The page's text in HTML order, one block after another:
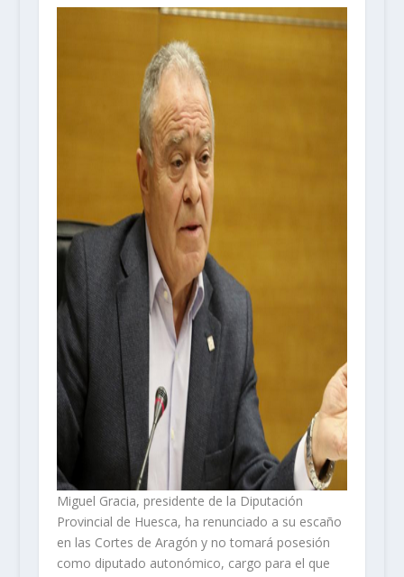
Miguel Gracia, presidente de la Diputación
Provincial de Huesca, ha renunciado a su escaño
en las Cortes de Aragón y no tomará posesión
como diputado autonómico, cargo para el que